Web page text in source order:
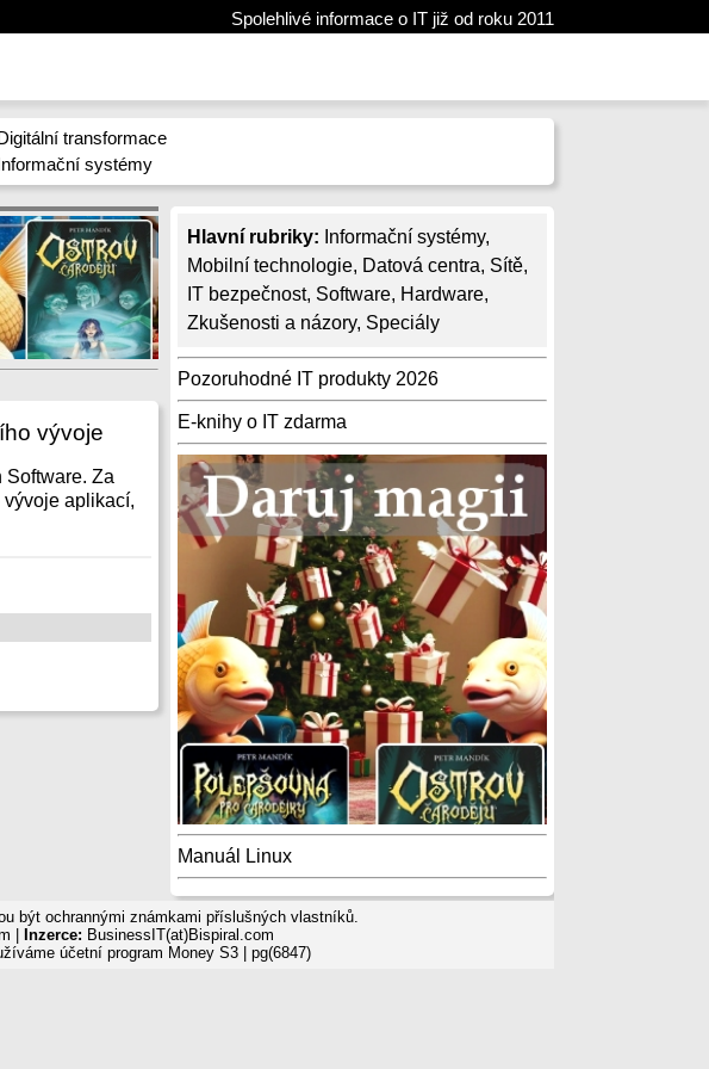
Spolehlivé informace o IT již od roku 2011
transformace
systémy
Hlavní rubriky: Informační systémy,
Mobilní technologie, Datová centra, Sítě,
IT bezpečnost, Software, Hardware,
Zkušenosti a názory, Speciály
Pozoruhodné IT produkty 2026
E-knihy o IT zdarma
Manuál Linux
vývoje
Software. Za
aplikací,
být ochrannými známkami příslušných vlastníků.
|
Inzerce: BusinessIT(at)Bispiral.com
účetní program Money S3| pg(6847)